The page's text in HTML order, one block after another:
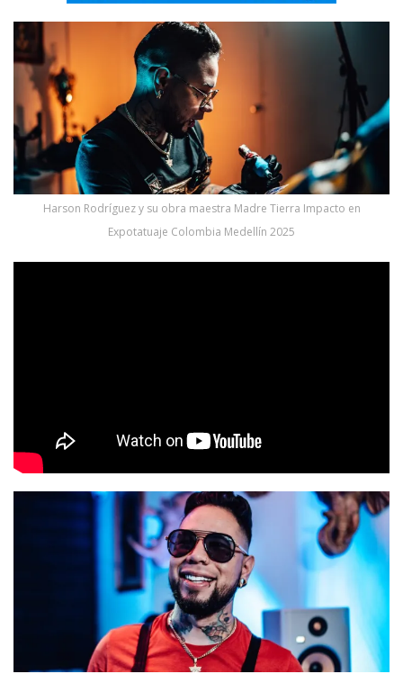
Harson Rodríguez y su obra maestra Madre Tierra Impacto en
Expotatuaje Colombia Medellín 2025